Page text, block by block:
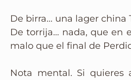
De birra… una lager china
De torrija… nada, que en
malo que el final de
Nota mental. Si quieres